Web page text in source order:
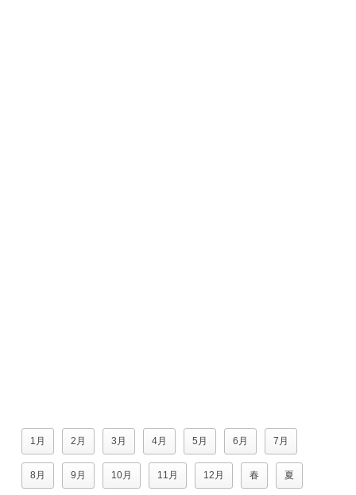
1月 2月 3月 4月 5月 6月 7月
8月 9月 10月 11月 12月 春 夏